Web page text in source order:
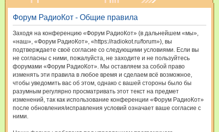
и
Форум РадиоКот - Общие правила
Заходя на конференцию «Форум РадиоКот» (в дальнейшем «мы»,
«наш», «Форум РадиоКот», «https://radiokot.ru/forum»), вы
подтверждаете своё согласие со следующими условиями. Если вы
не согласны с ними, пожалуйста, не заходите и не пользуйтесь
форумами «Форум РадиоКот». Мы оставляем за собой право
изменять эти правила в любое время и сделаем всё возможное,
чтобы уведомить вас об этом, однако с вашей стороны было бы
разумным регулярно просматривать этот текст на предмет
изменений, так как использование конференции «Форум РадиоКот»
после обновления/исправления условий означает ваше согласие с
ними.